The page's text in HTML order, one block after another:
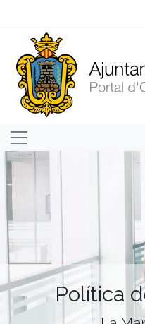
Política